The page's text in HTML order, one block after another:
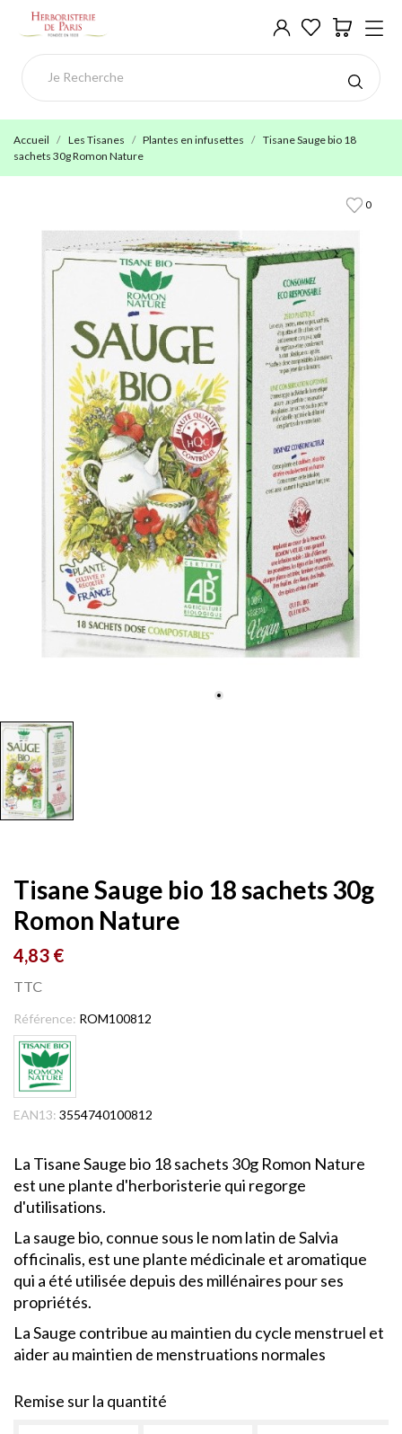
Accueil Les Tisanes Plantes en infusettes
Tisane Sauge bio 18
sachets 30g Romon Nature
0
Tisane Sauge bio 18 sachets 30g
Romon Nature
4,83 €
TTC
Référence: ROM100812
EAN13: 3554740100812
La Tisane Sauge bio 18 sachets 30g Romon Nature
est une plante d'herboristerie qui regorge
d'utilisations.
La sauge bio, connue sous le nom latin de Salvia
officinalis, est une plante médicinale et aromatique
qui a été utilisée depuis des millénaires pour ses
propriétés.
La Sauge contribue au maintien du cycle menstruel et
aider au maintien de menstruations normales
Remise sur la quantité